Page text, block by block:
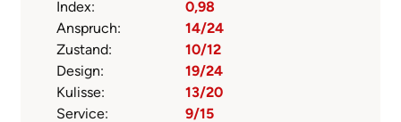
Index:
0,98
Anspruch:
14/24
Zustand:
10/12
Design:
19/24
Kulisse:
13/20
Service:
9/15